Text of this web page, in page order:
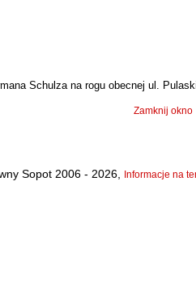
Schulza na rogu obecnej ul.
Zamknij okno
Sopot 2006 - 2026, Informacje na